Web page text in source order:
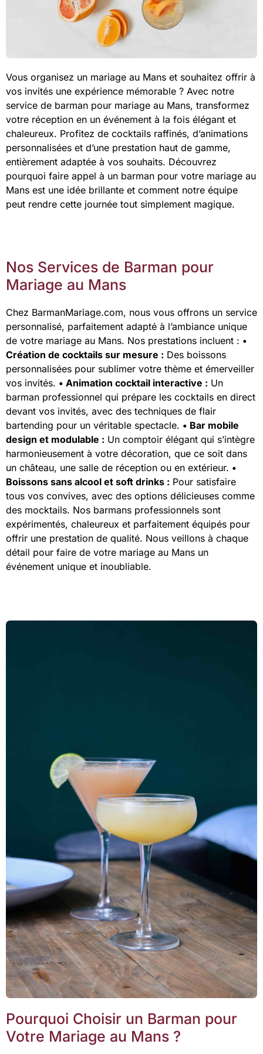
Vous organisez un mariage au Mans et souhaitez offrir à
vos invités une expérience mémorable ? Avec notre
service de barman pour mariage au Mans, transformez
votre réception en un événement à la fois élégant et
chaleureux. Profitez de cocktails raffinés, d’animations
personnalisées et d’une prestation haut de gamme,
entièrement adaptée à vos souhaits. Découvrez
pourquoi faire appel à un barman pour votre mariage au
Mans est une idée brillante et comment notre équipe
peut rendre cette journée tout simplement magique.
Nos Services de Barman pour
Mariage au Mans
Chez BarmanMariage.com, nous vous offrons un service
personnalisé, parfaitement adapté à l’ambiance unique
de votre mariage au Mans. Nos prestations incluent : •
Création de cocktails sur mesure : Des boissons
personnalisées pour sublimer votre thème et émerveiller
vos invités. • Animation cocktail interactive : Un
barman professionnel qui prépare les cocktails en direct
devant vos invités, avec des techniques de flair
bartending pour un véritable spectacle. • Bar mobile
design et modulable : Un comptoir élégant qui s’intègre
harmonieusement à votre décoration, que ce soit dans
un château, une salle de réception ou en extérieur. •
Boissons sans alcool et soft drinks : Pour satisfaire
tous vos convives, avec des options délicieuses comme
des mocktails. Nos barmans professionnels sont
expérimentés, chaleureux et parfaitement équipés pour
offrir une prestation de qualité. Nous veillons à chaque
détail pour faire de votre mariage au Mans un
événement unique et inoubliable.
Pourquoi Choisir un Barman pour
Votre Mariage au Mans ?